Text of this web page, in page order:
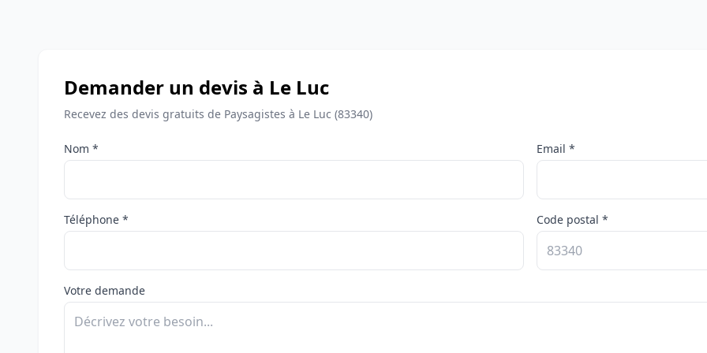
Demander un devis à Le Luc
Recevez des devis gratuits de Paysagistes à Le Luc (83340)
Nom * Email *
Téléphone * Code postal *
Votre demande